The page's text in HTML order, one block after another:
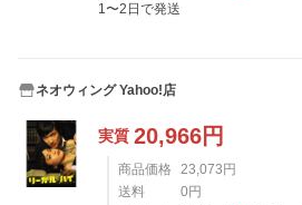
1〜2日で発送
ネオウィング Yahoo!店
実質 20,966円
商品価格 23,073 円
送料
0 円